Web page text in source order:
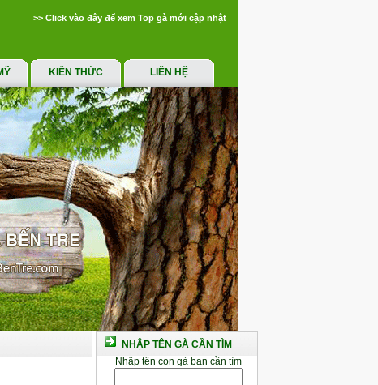
>> Click vào đây để xem Top gà mới cập nhật
KIẾN THỨC LIÊN HỆ
NHẬP TÊN GÀ CẦN TÌM
Nhập tên con gà bạn cần tìm